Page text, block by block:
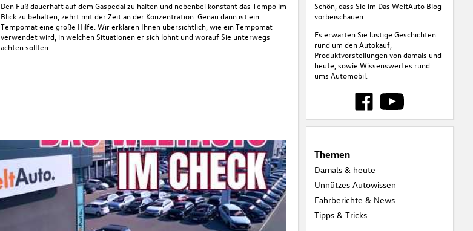
Den Fuß dauerhaft auf dem Gaspedal zu halten und nebenbei konstant das Tempo im
Blick zu behalten, zehrt mit der Zeit an der Konzentration. Genau dann ist ein
Tempomat eine große Hilfe. Wir erklären Ihnen übersichtlich, wie ein Tempomat
verwendet wird, in welchen Situationen er sich lohnt und worauf Sie unterwegs
achten sollten.
Schön, dass Sie im Das WeltAuto Blog
vorbeischauen.
Es erwarten Sie lustige Geschichten
rund um den Autokauf,
Produktvorstellungen von damals und
heute, sowie Wissenswertes rund
ums Automobil.
Themen
Damals & heute
Unnützes Autowissen
Fahrberichte & News
Tipps & Tricks